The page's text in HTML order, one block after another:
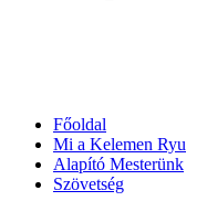
Főoldal
Mi a Kelemen Ryu
Alapító Mesterünk
Szövetség